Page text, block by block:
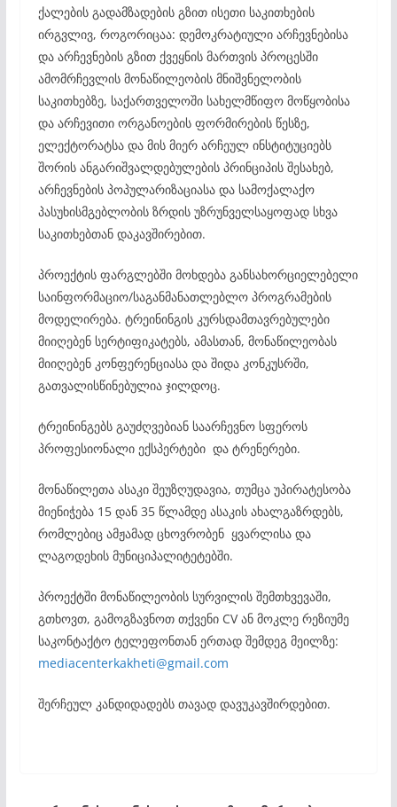
ქალების გადამზადების გზით ისეთი საკითხების
ირგვლივ, როგორიცაა: დემოკრატიული არჩევნებისა
და არჩევნების გზით ქვეყნის მართვის პროცესში
ამომრჩევლის მონაწილეობის მნიშვნელობის
საკითხებზე, საქართველოში სახელმწიფო მოწყობისა
და არჩევითი ორგანოების ფორმირების წესზე,
ელექტორატსა და მის მიერ არჩეულ ინსტიტუციებს
შორის ანგარიშვალდებულების პრინციპის შესახებ,
არჩევნების პოპულარიზაციასა და სამოქალაქო
პასუხისმგებლობის ზრდის უზრუნველსაყოფად სხვა
საკითხებთან დაკავშირებით.
პროექტის ფარგლებში მოხდება განსახორციელებელი
საინფორმაციო/საგანმანათლებლო პროგრამების
მოდელირება. ტრეინინგის კურსდამთავრებულები
მიიღებენ სერტიფიკატებს, ამასთან, მონაწილეობას
მიიღებენ კონფერენციასა და შიდა კონკუსრში,
გათვალისწინებულია ჯილდოც.
ტრეინინგებს გაუძღვებიან საარჩევნო სფეროს
პროფესიონალი ექსპერტები და ტრენერები.
მონაწილეთა ასაკი შეუზღუდავია, თუმცა უპირატესობა
მიენიჭება 15 დან 35 წლამდე ასაკის ახალგაზრდებს,
რომლებიც ამჟამად ცხოვრობენ ყვარლისა და
ლაგოდეხის მუნიციპალიტეტებში.
პროექტში მონაწილეობის სურვილის შემთხვევაში,
გთხოვთ, გამოგზავნოთ თქვენი CV ან მოკლე რეზიუმე
საკონტაქტო ტელეფონთან ერთად შემდეგ მეილზე:
mediacenterkakheti@gmail.com
შერჩეულ კანდიდადებს თავად დავუკავშირდებით.